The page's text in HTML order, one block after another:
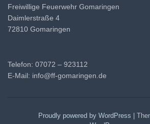
Freiwillige Feuerwehr Gomaringen
Daimlerstraße 4
72810 Gomaringen
Telefon: 07072 – 923112
E-Mail: info@ff-gomaringen.de
Proudly powered by WordPress